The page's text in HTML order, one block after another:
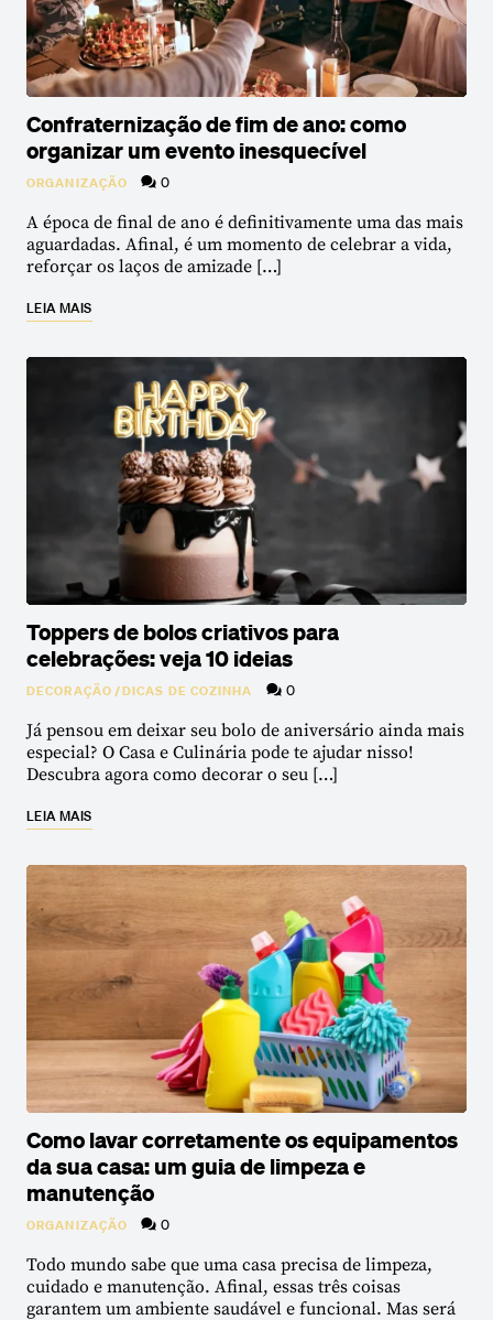
Confraternização de fim de ano: como
organizar um evento inesquecível
ORGANIZAÇÃO 0
A época de final de ano é definitivamente uma das mais
aguardadas. Afinal, é um momento de celebrar a vida,
reforçar os laços de amizade […]
LEIA MAIS
Toppers de bolos criativos para
celebrações: veja 10 ideias
DECORAÇÃO/DICAS DE COZINHA 0
Já pensou em deixar seu bolo de aniversário ainda mais
especial? O Casa e Culinária pode te ajudar nisso!
Descubra agora como decorar o seu […]
LEIA MAIS
Como lavar corretamente os equipamentos
da sua casa: um guia de limpeza e
manutenção
ORGANIZAÇÃO 0
Todo mundo sabe que uma casa precisa de limpeza,
cuidado e manutenção. Afinal, essas três coisas
garantem um ambiente saudável e funcional. Mas será